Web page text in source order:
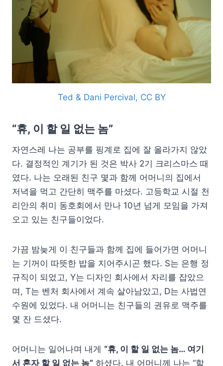
Ted & Dani Percival, CC BY
“휴, 이 할 일 없는 놈”
자연스레 나는 공부를 핑계로 집에 잘 올라가지 않았
다. 결정적인 계기가 된 것은 박사 2기 크리스마스 때
였다. 나는 오래된 친구 몇과 함께 어머니의 집에서
저녁을 먹고 간단히 맥주를 마셨다. 고등학교 시절 천
리안의 취미 동호회에서 만나 10년 넘게 모임을 가져
오고 있는 친구들이었다.
가끔 밤늦게 이 친구들과 함께 집에 들어가면 어머니
는 기꺼이 따뜻한 밥을 지어주시곤 했다. S는 은행 정
규직이 되었고, Y는 디자인 회사에서 자리를 잡았으
며, T는 벤처 회사에서 계속 살아남았고, D는 사법연
수원에 있었다. 내 어머니는 친구들의 권유로 맥주를
몇 잔 드셨다.
어머니는 일어나며 내게 “휴, 이 할 일 없는 놈… 여기
서 혼자 할 일 없는 놈” 하셨다. 내 어머니께 나는 “할